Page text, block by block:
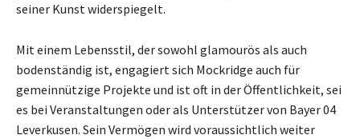
seiner Kunst widerspiegelt.
Mit einem Lebensstil, der sowohl glamourös als auch
bodenständig ist, engagiert sich Mockridge auch für
gemeinnützige Projekte und ist oft in der Öffentlichkeit, sei
es bei Veranstaltungen oder als Unterstützer von Bayer 04
Leverkusen. Sein Vermögen wird voraussichtlich weiter